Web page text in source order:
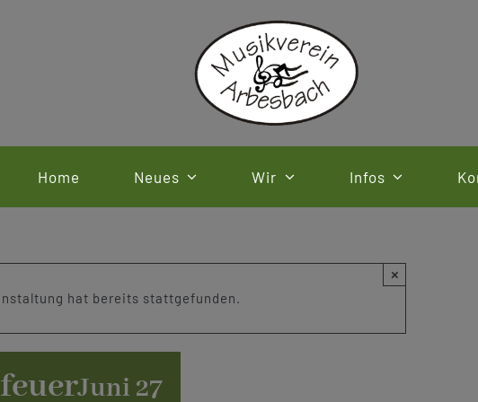
Home Neues Wir Infos
hat bereits stattgefunden.
×
Juni 27